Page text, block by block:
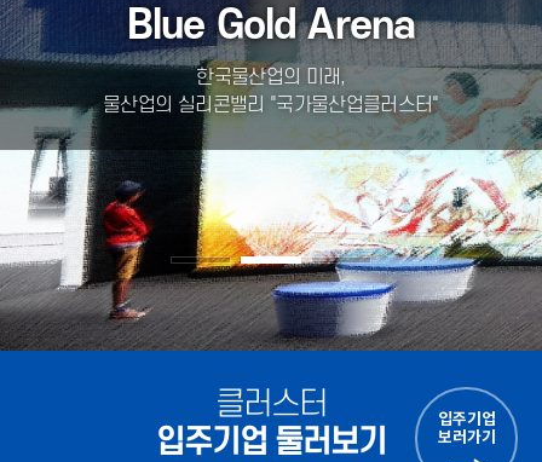
Blue Gold Arena
한국물산업의 미래,
물산업의 실리콘밸리 "국가물산업클러스터"
Blue Gold Arena
한국물산업의 미래,
물산업의 실리콘밸리 "국가물산업클러스터"
Blue Gold Arena
한국물산업의 미래,
물산업의 실리콘밸리 "국가물산업클러스터"
Blue Gold Arena
한국물산업의 미래,
물산업의 실리콘밸리 "국가물산업클러스터"
Blue Gold Arena
한국물산업의 미래,
물산업의 실리콘밸리 "국가물산업클러스터"
클러스터
입주기업 둘러보기
입주기업
보러가기